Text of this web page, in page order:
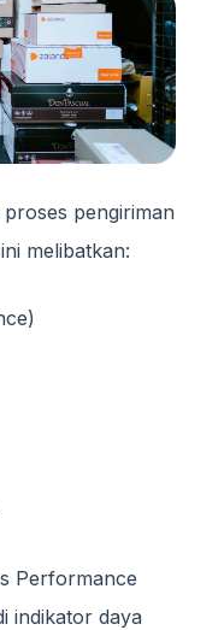
pengiriman
melibatkan:
Performance
indikator daya